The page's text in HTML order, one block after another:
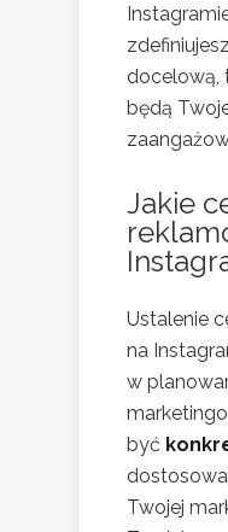
docelową,
będą
Jakie
Ustalenie
na
w
być
Twojej